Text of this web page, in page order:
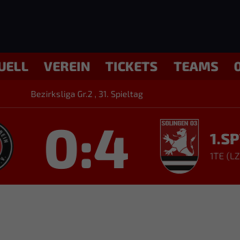
VEREIN TICKETS TEAMS
Bezirksliga Gr.2 , 31. Spieltag
0:4 1TE